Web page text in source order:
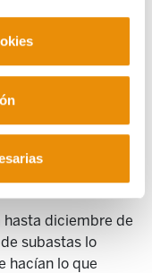
un beneficio muy
nuestro consumo.
se centran en
o parte
energía
el 60%del gasto
diciembre de
subastas lo
hacían lo que